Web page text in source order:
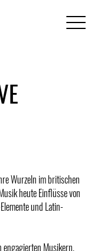
Wurzeln im britischen
heute Einflüsse von
und Latin-
engagierten Musikern,